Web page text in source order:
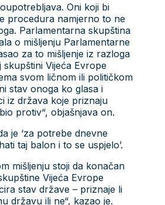
Oni koji bi
procedura namjerno to ne
Parlamentarna skupština
o mišljenju Parlamentarne
za to mišljenje iz razloga
Vijeća Evrope
svom ličnom ili političkom
stav onoga ko glasa i
iz država koje priznaju
protiv“, objašnjava on.
je ‘za potrebe dnevne
taj balon i to se uspjelo’.
mišljenju stoji da konačan
Vijeća Evrope
stav države – priznaje li
državu ili ne“, kazao je.